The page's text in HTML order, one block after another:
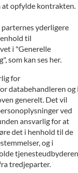
at opfylde kontrakten.
yderligere
til
i "Generelle
som kan ses her.
for
databehandleren og
generelt. Det vil
ved
ansvarlig for at
det i henhold til de
og i
tjenesteudbyderen
tredjeparter.